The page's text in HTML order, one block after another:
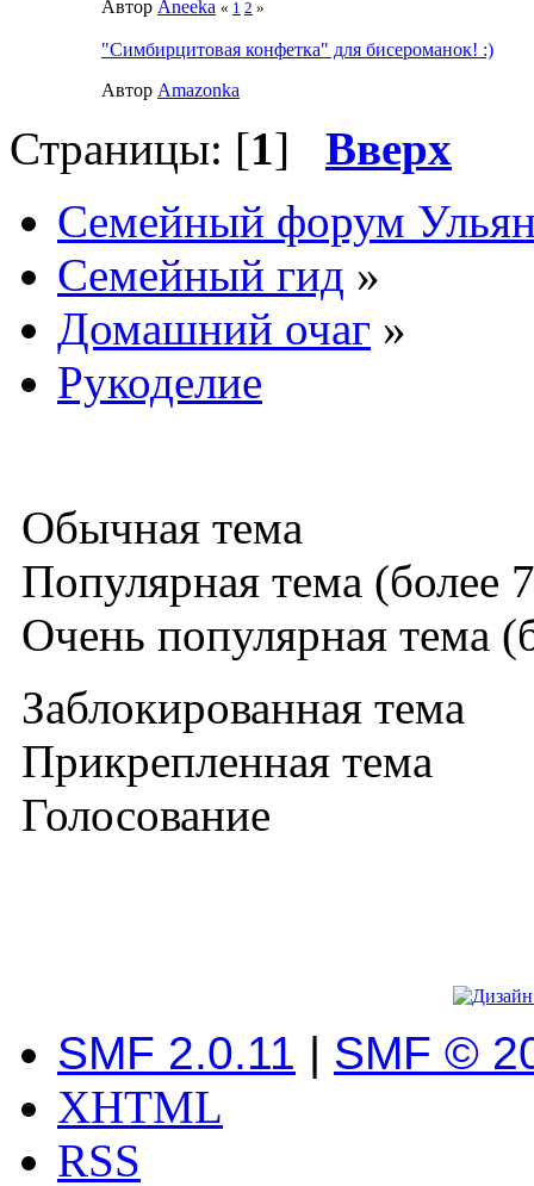
Автор Aneeka « 1 2 »
"Симбирцитовая конфетка" для бисероманок! :)
Автор Amazonka
Страницы: [1] Вверх
Семейный форум
Семейный гид »
Домашний очаг »
Рукоделие
Обычная тема
Популярная тема (более
Очень популярная тема
Заблокированная тема
Прикрепленная тема
Голосование
SMF 2.0.11 | SMF ©
XHTML
RSS